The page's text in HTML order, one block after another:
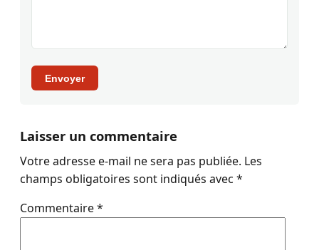
Envoyer
Laisser un commentaire
Votre adresse e-mail ne sera pas publiée. Les
champs obligatoires sont indiqués avec *
Commentaire*